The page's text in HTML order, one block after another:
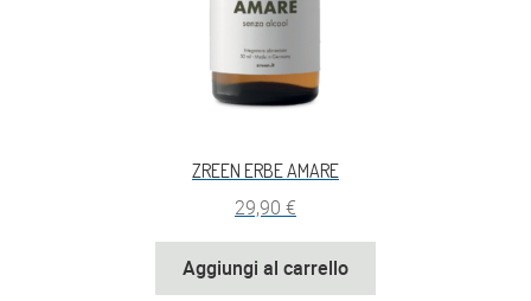
ZREEN ERBE AMARE
29,90 €
Aggiungi al carrello